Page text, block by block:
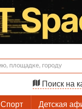
Поиск на
Спорт Детская